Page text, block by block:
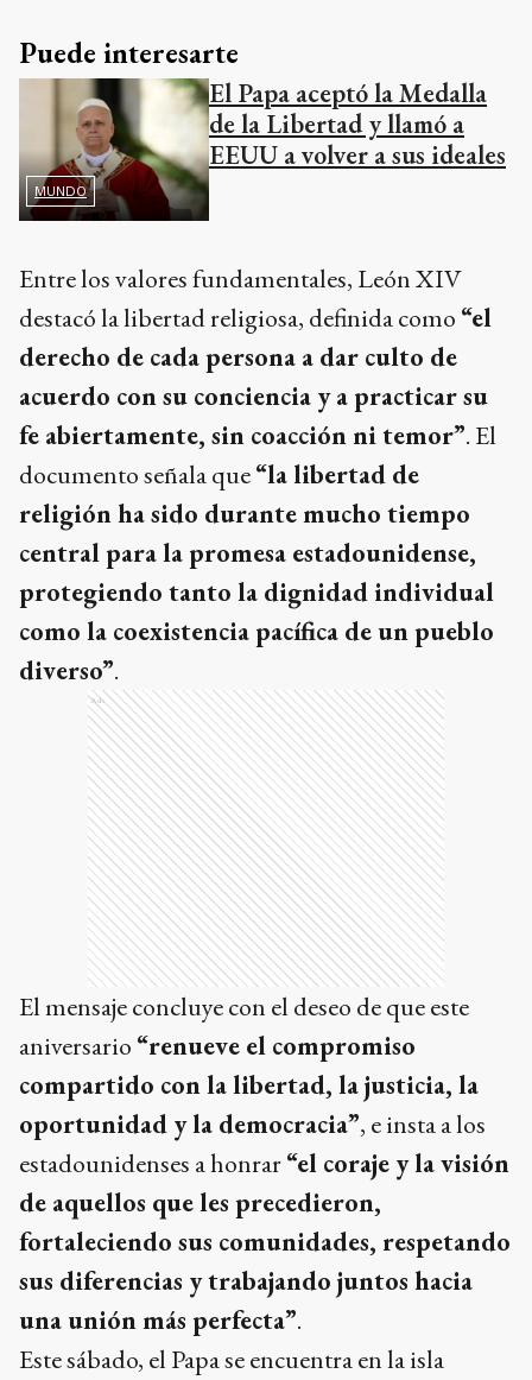
Puede interesarte
MUNDO
El Papa aceptó la Medalla
de la Libertad y llamó a
EEUU a volver a sus ideales
Entre los valores fundamentales, León XIV
destacó la libertad religiosa, definida como “el
derecho de cada persona a dar culto de
acuerdo con su conciencia y a practicar su
fe abiertamente, sin coacción ni temor”. El
documento señala que“la libertad de
religión ha sido durante mucho tiempo
central para la promesa estadounidense,
protegiendo tanto la dignidad individual
como la coexistencia pacífica de un pueblo
diverso”.
Ads
El mensaje concluye con el deseo de que este
aniversario “renueve el compromiso
compartido con la libertad, la justicia, la
oportunidad y la democracia”, e insta a los
estadounidenses a honrar“el coraje y la visión
de aquellos que les precedieron,
fortaleciendo sus comunidades, respetando
sus diferencias y trabajando juntos hacia
una unión más perfecta”.
Este sábado, el Papa se encuentra en la isla